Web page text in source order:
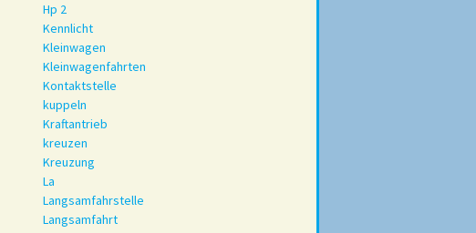
Hp 2
Kennlicht
Kleinwagen
Kleinwagenfahrten
Kontaktstelle
kuppeln
Kraftantrieb
kreuzen
Kreuzung
La
Langsamfahrstelle
Langsamfahrt